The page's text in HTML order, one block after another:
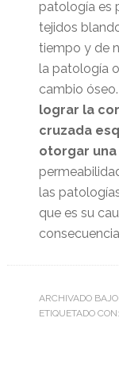
patología es
tejidos
tiempo y de
la patología
cambio
lograr la
cruzada
otorgar
las
que es su
ARCHIVADO BAJO:
ETIQUETADO CON: